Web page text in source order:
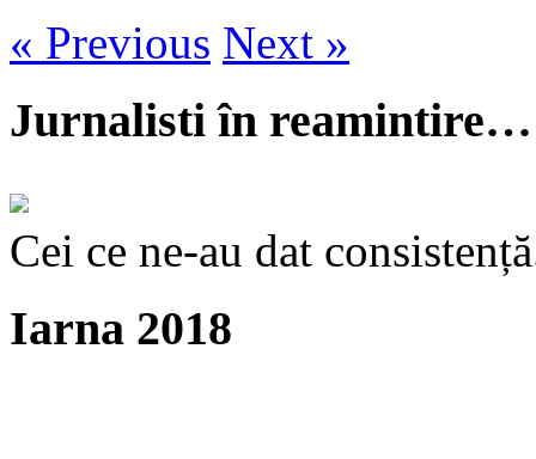
« Previous Next »
Jurnalisti în reamintire…
Cei ce ne-au dat
Iarna 2018